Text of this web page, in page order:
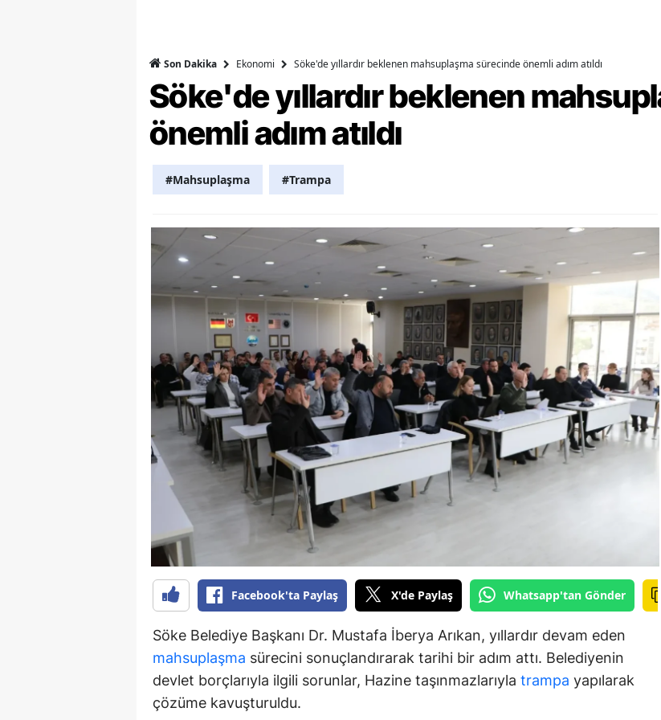
Zonguldak
Aksaray
Bayburt
Batman
Bartın
Ardahan
Iğdır
Yalova
Karabük
Kilis
Osmaniye
Düzce
Son Dakika Ekonomi Söke'de yıllardır beklenen mahsuplaşma sürecinde önemli adım atıldı
Söke'de yıllardır beklenen
önemli adım atıldı
#Mahsuplaşma #Trampa
Facebook'ta Paylaş X'de Paylaş Whatsapp'tan Gönder
Söke Belediye Başkanı Dr. Mustafa İberya Arıkan, yıllardır devam eden
mahsuplaşma sürecini sonuçlandırarak tarihi bir adım attı. Belediyenin
devlet borçlarıyla ilgili sorunlar, Hazine taşınmazlarıyla trampa yapılarak
çözüme kavuşturuldu.